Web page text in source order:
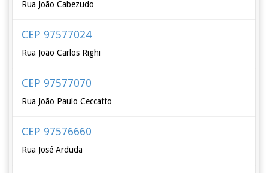
Rua João Cabezudo
CEP 97577024
Rua João Carlos Righi
CEP 97577070
Rua João Paulo Ceccatto
CEP 97576660
Rua José Arduda